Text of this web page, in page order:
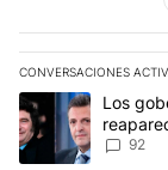
CONVERSACIONES
Este listado
Un artículo de
Los
92